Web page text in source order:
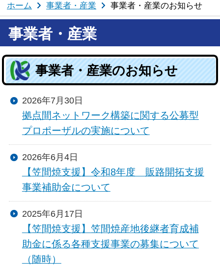
ホーム 事業者・産業 事業者・産業のお知らせ
事業者・産業
事業者・産業のお知らせ
2026年7月30日
拠点間ネットワーク構築に関する公募型
プロポーザルの実施について
2026年6月4日
【笠間焼支援】令和8年度 販路開拓支援
事業補助金について
2025年6月17日
【笠間焼支援】笠間焼産地後継者育成補
助金に係る各種支援事業の募集について
（随時）